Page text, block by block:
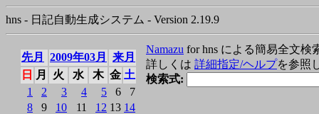
hns - 日記自動生成システム - Version 2.19.9
先月 2009年03月
来月
日
月 火 水 木 金 土
1
2 3 4 5 6
7
8
9 10 11 12 13 14
Namazu for hns による簡易全文検
詳しくは 詳細指定/ヘルプを参照
検索式: